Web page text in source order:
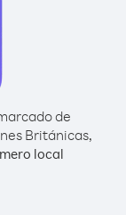
de
Británicas,
local